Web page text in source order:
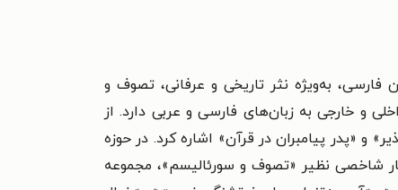
به‌ویژه نثر تاریخی و عرفانی، تصوف و
مقاله علمی‌پژوهشی در مجلات معتبر داخلی و خارجی به زبان‌های فارسی و عربی دارد. از
و «پدر پیامبران در قرآن» اشاره کرد. در حوزه
شاخصی نظیر «تصوف و سورئالیسم»، مجموعه